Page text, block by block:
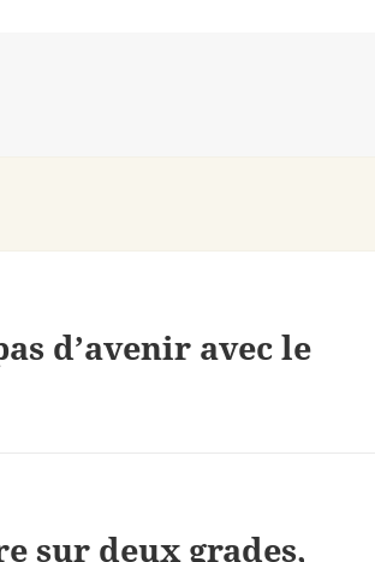
d’avenir avec le
sur deux grades,